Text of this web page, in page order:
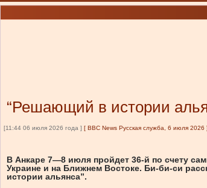
“Решающий в истории
[11:44 06 июля 2026 года ] [ BBC News Русская служба, 6 июля 2026 ]
В Анкаре 7—8 июля пройдет 36-й по счету
Украине и на Ближнем Востоке. Би-би-си
истории альянса”.